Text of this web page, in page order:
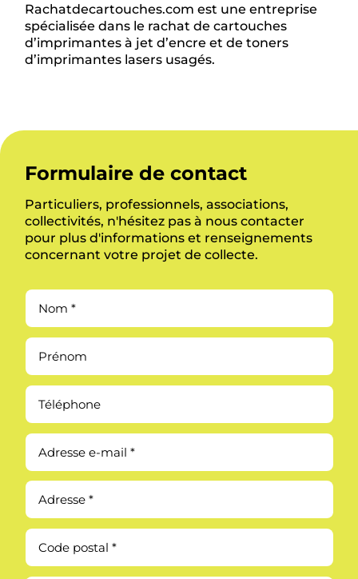
Rachatdecartouches.com est une entreprise
spécialisée dans le rachat de cartouches
d’imprimantes à jet d’encre et de toners
d’imprimantes lasers usagés.
Formulaire de contact
Particuliers, professionnels, associations,
collectivités, n'hésitez pas à nous contacter
pour plus d'informations et renseignements
concernant votre projet de collecte.